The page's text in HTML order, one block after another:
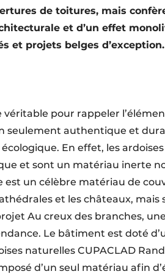
de toitures, mais
et d’un effet
et projets belges d’exception.
pour rappeler
seulement authentique et
En effet, les ardoises
et sont un matériau inerte
est un célèbre matériau de
et les châteaux, mais
Au creux des branches,
Le bâtiment est doté
naturelles CUPACLAD
d’un seul matériau afin